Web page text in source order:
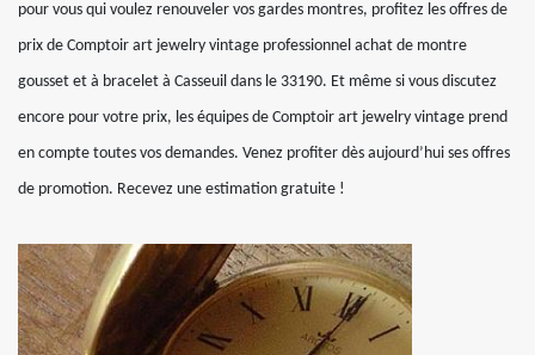
pour vous qui voulez renouveler vos gardes montres, profitez les offres de
prix de Comptoir art jewelry vintage professionnel achat de montre
gousset et à bracelet à Casseuil dans le 33190. Et même si vous discutez
encore pour votre prix, les équipes de Comptoir art jewelry vintage prend
en compte toutes vos demandes. Venez profiter dès aujourd’hui ses offres
de promotion. Recevez une estimation gratuite !